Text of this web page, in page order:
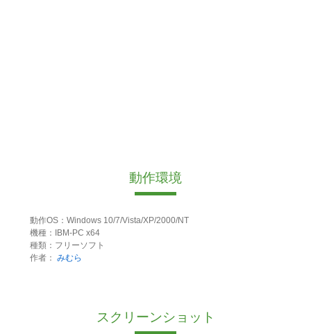
動作環境
動作OS：Windows 10/7/Vista/XP/2000/NT
機種：IBM-PC x64
種類：フリーソフト
作者： みむら
スクリーンショット